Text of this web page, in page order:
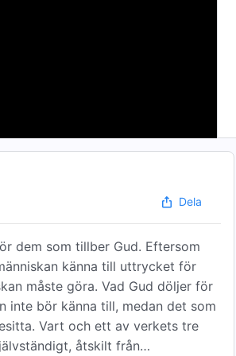
Dela
dem som tillber Gud. Eftersom
känna till uttrycket för
måste göra. Vad Gud döljer för
inte bör känna till, medan det som
Vart och ett av verkets tre
åtskilt från